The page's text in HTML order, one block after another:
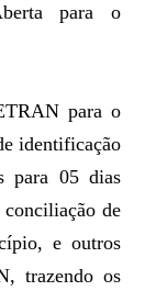
para o
para o
identificação
para 05 dias
de
e outros
trazendo os